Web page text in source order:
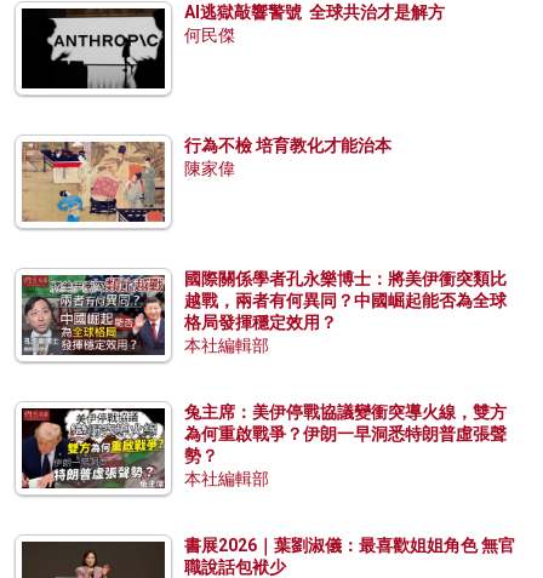
AI逃獄敲響警號 全球共治才是解方
何民傑
行為不檢 培育教化才能治本
陳家偉
國際關係學者孔永樂博士：將美伊衝突類比
越戰，兩者有何異同？中國崛起能否為全球
格局發揮穩定效用？
本社編輯部
兔主席：美伊停戰協議變衝突導火線，雙方
為何重啟戰爭？伊朗一早洞悉特朗普虛張聲
勢？
本社編輯部
書展2026｜葉劉淑儀：最喜歡姐姐角色 無官
職說話包袱少